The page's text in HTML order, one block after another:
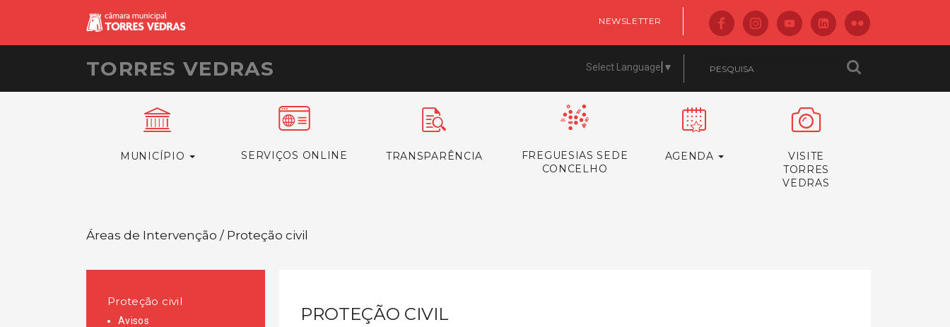
NEWSLETTER
TORRES VEDRAS Select Language ▼
MUNICÍPIO SERVIÇOS ONLINE TRANSPARÊNCIA
FREGUESIAS SEDE
CONCELHO
AGENDA
VISITE
TORRES
VEDRAS
Áreas de Intervenção / Proteção civil
Proteção civil
Avisos
PROTEÇÃO CIVIL